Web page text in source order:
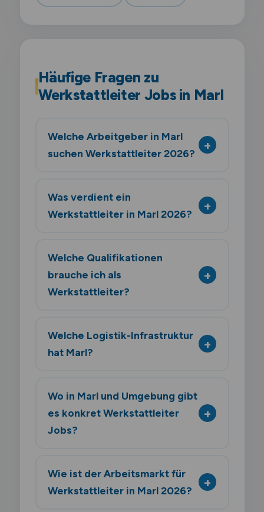
Häufige Fragen zu
Werkstattleiter Jobs in Marl
Welche Arbeitgeber in Marl
suchen Werkstattleiter 2026?
Was verdient ein
Werkstattleiter in Marl 2026?
Welche Qualifikationen
brauche ich als
Werkstattleiter?
Welche Logistik-Infrastruktur
hat Marl?
Wo in Marl und Umgebung gibt
es konkret Werkstattleiter
Jobs?
Wie ist der Arbeitsmarkt für
Werkstattleiter in Marl 2026?